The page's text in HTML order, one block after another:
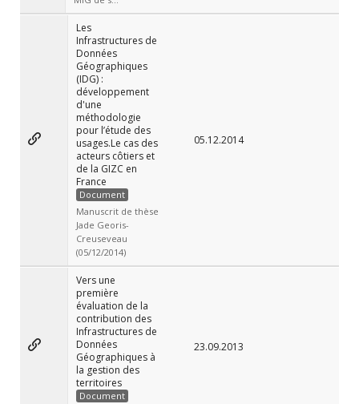
Les
Infrastructures de
Données
Géographiques
(IDG) :
développement
d'une
méthodologie
pour l’étude des
usages.Le cas des
acteurs côtiers et
de la GIZC en
France
Document
Manuscrit de thèse
Jade Georis-
Creuseveau
(05/12/2014)
05.12.2014
Vers une
première
évaluation de la
contribution des
Infrastructures de
Données
Géographiques à
la gestion des
territoires
Document
23.09.2013